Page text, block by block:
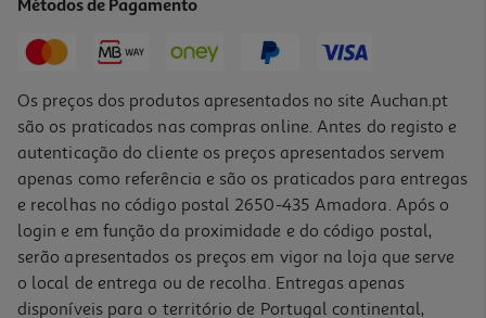
Métodos de Pagamento
Os preços dos produtos apresentados no site Auchan.pt
são os praticados nas compras online. Antes do registo e
autenticação do cliente os preços apresentados servem
apenas como referência e são os praticados para entregas
e recolhas no código postal 2650-435 Amadora. Após o
login e em função da proximidade e do código postal,
serão apresentados os preços em vigor na loja que serve
o local de entrega ou de recolha. Entregas apenas
disponíveis para o território de Portugal continental,